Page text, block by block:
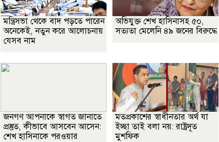
মন্ত্রিসভা থেকে বাদ পড়তে পারেন
অনেকেই, নতুন করে আলোচনায়
যেসব নাম
অভিযুক্ত শেখ হাসিনাসহ ৫০,
সত্যতা মেলেনি ৪৯ জনের বিরুদ্ধে
জনগণ আপনাকে স্বাগত জানাতে
প্রস্তুত, কীভাবে আসবেন আসেন:
শেখ হাসিনাকে পরওয়ার
মতপ্রকাশের স্বাধীনতার অর্থ যা
ইচ্ছা তাই বলা নয়: রাষ্ট্রদূত
মুশফিক